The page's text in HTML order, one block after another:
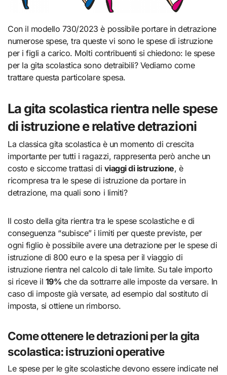
Con il modello 730/2023 è possibile portare in detrazione
numerose spese, tra queste vi sono le spese di istruzione
per i figli a carico. Molti contribuenti si chiedono: le spese
per la gita scolastica sono detraibili? Vediamo come
trattare questa particolare spesa.
La gita scolastica rientra nelle spese
di istruzione e relative detrazioni
La classica gita scolastica è un momento di crescita
importante per tutti i ragazzi, rappresenta però anche un
costo e siccome trattasi di viaggi di istruzione, è
ricompresa tra le spese di istruzione da portare in
detrazione, ma quali sono i limiti?
Il costo della gita rientra tra le spese scolastiche e di
conseguenza “subisce” i limiti per queste previste, per
ogni figlio è possibile avere una detrazione per le spese di
istruzione di 800 euro e la spesa per il viaggio di
istruzione rientra nel calcolo di tale limite. Su tale importo
si riceve il 19% che da sottrarre alle imposte da versare. In
caso di imposte già versate, ad esempio dal sostituto di
imposta, si ottiene un rimborso.
Come ottenere le detrazioni per la gita
scolastica: istruzioni operative
Le spese per le gite scolastiche devono essere indicate nel